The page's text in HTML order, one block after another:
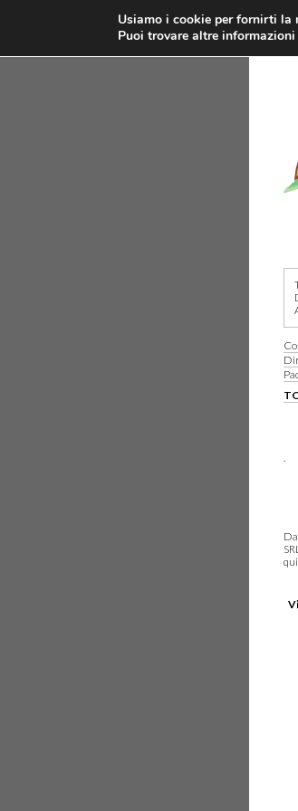
.
Usiamo i cookie per fornirti la
Puoi trovare altre